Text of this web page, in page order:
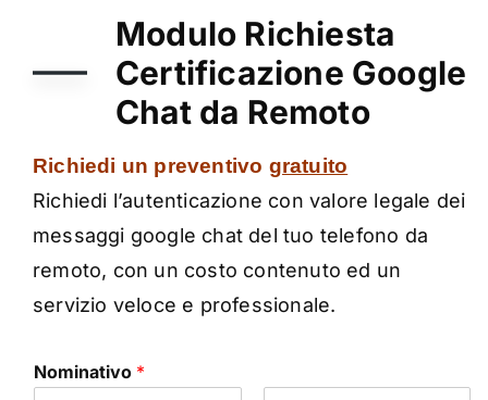
Modulo Richiesta
Certificazione Google
Chat da Remoto
Richiedi un preventivo gratuito
Richiedi l’autenticazione con valore legale dei
messaggi google chat del tuo telefono da
remoto, con un costo contenuto ed un
servizio veloce e professionale.
Nominativo *